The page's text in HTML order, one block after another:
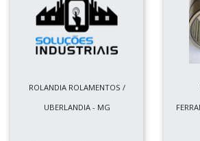
ROLANDIA ROLAMENTOS /
UBERLANDIA - MG